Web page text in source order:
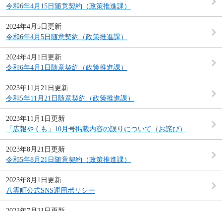
令和6年4月15日随意契約（政策推進課）
2024年4月5日更新
令和6年4月5日随意契約（政策推進課）
2024年4月1日更新
令和6年4月1日随意契約（政策推進課）
2023年11月21日更新
令和5年11月21日随意契約（政策推進課）
2023年11月1日更新
「広報やくも」10月号掲載内容の誤りについて（お詫び）
2023年8月21日更新
令和5年8月21日随意契約（政策推進課）
2023年8月1日更新
八雲町公式SNS運用ポリシー